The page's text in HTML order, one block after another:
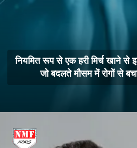
नियमित रूप से एक हरी मिर्च खाने से
जो बदलते मौसम में रोगों से